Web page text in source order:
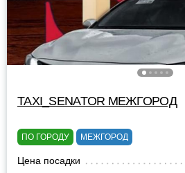
TAXI_SENATOR МЕЖГОРОД
ПО ГОРОДУ МЕЖГОРОД
Цена посадки